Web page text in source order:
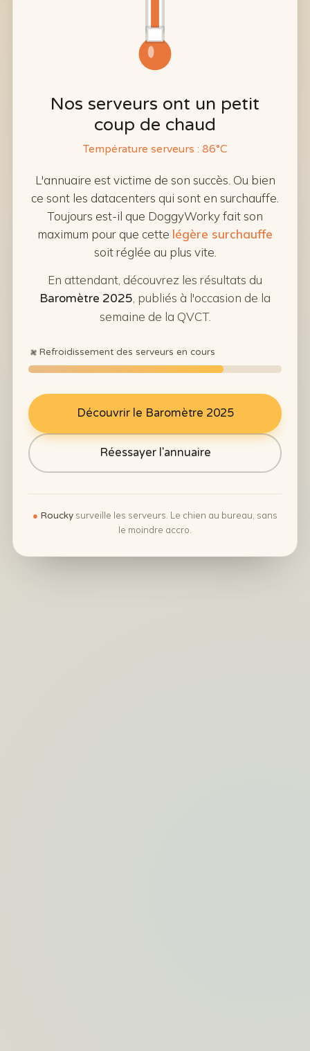
Nos serveurs ont un petit
coup de chaud
Température serveurs : 86°C
L'annuaire est victime de son succès. Ou bien
ce sont les datacenters qui sont en surchauffe.
Toujours est-il que DoggyWorky fait son
maximum pour que cette légère surchauffe
soit réglée au plus vite.
En attendant, découvrez les résultats du
Baromètre 2025 , publiés à l'occasion de la
semaine de la QVCT.
Refroidissement des serveurs en cours
Découvrir le Baromètre 2025
Réessayer l'annuaire
● Roucky surveille les serveurs. Le chien au bureau, sans
le moindre accro.